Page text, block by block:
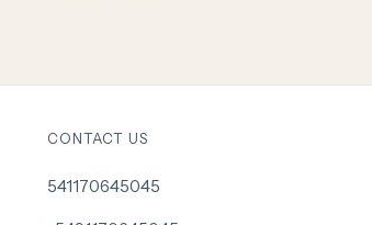
CONTACT US
541170645045